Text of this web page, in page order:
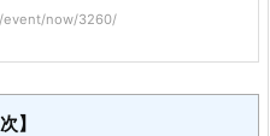
event/now/3260/
】